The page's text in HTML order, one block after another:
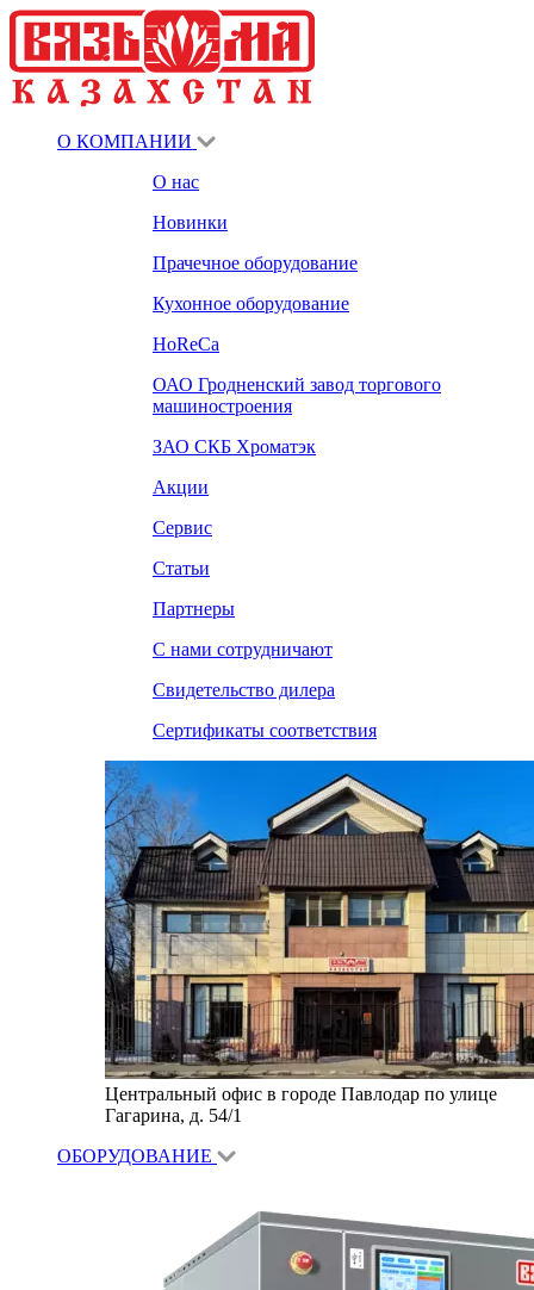
О КОМПАНИИ
О нас
Новинки
Прачечное оборудование
Кухонное оборудование
HoReCa
ОАО Гродненский завод торгового
машиностроения
ЗАО СКБ Хроматэк
Акции
Сервис
Статьи
Партнеры
С нами сотрудничают
Свидетельство дилера
Сертификаты соответствия
Центральный офис в городе Павлодар по улице
Гагарина, д. 54/1
ОБОРУДОВАНИЕ